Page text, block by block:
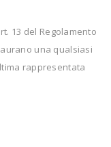
13 del Regolamento
una qualsiasi
rappresentata